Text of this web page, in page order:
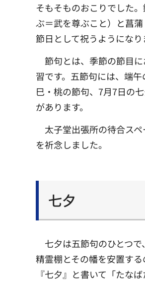
そもそものおこりでした
ぶ＝武を尊ぶこと）と菖
節日として祝うようになり
節句とは、季節の節目
習です。五節句には、端
巳・桃の節句、7月7日の
があります。
太子堂出張所の待合ス
を祈念しました。
七夕
七夕は五節句のひとつ
精霊棚とその幡を安置す
『七夕』と書いて「たな